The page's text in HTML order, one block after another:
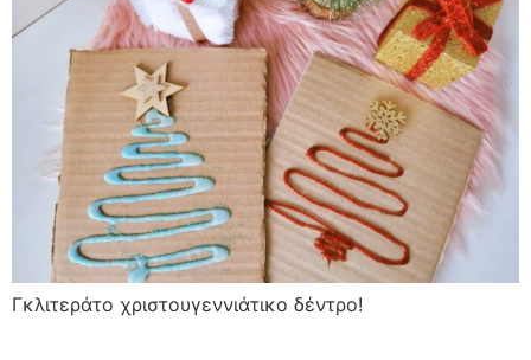
Γκλιτεράτο χριστουγεννιάτικο δέντρο!